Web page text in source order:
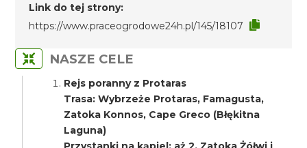
Link do tej strony:
https://www.praceogrodowe24h.pl/145/18107
NASZE CELE
Rejs poranny z Protaras
Trasa: Wybrzeże Protaras, Famagusta,
Zatoka Konnos, Cape Greco (Błękitna
Laguna)